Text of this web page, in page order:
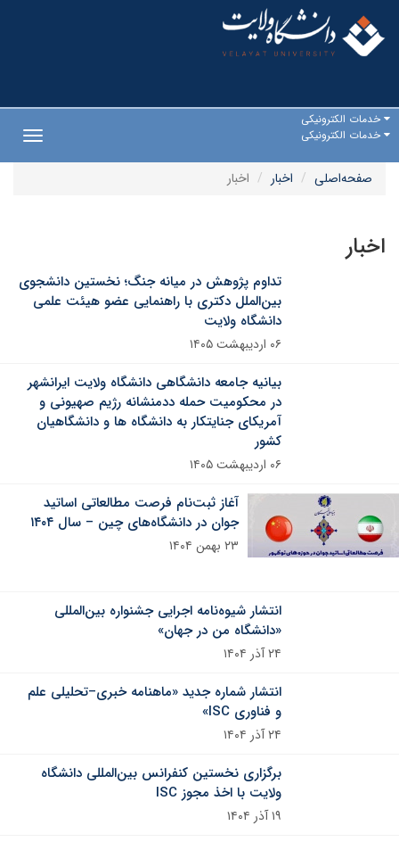
خدمات الکترونیکی
خدمات الکترونیکی
صفحه‌اصلی
اخبار اخبار
اخبار
تداوم پژوهش در میانه جنگ؛ نخستین دانشجوی
بین‌الملل دکتری با راهنمایی عضو هیئت علمی
دانشگاه ولایت
۰۶ اردیبهشت ۱۴۰۵
بیانیه جامعه دانشگاهی دانشگاه ولایت ایرانشهر
در محکومیت حمله ددمنشانه رژیم صهیونی و
آمریکای جنایتکار به دانشگاه ها و دانشگاهیان
کشور
۰۶ اردیبهشت ۱۴۰۵
آغاز ثبت‌نام فرصت مطالعاتی اساتید
جوان در دانشگاه‌های چین – سال ۱۴۰۴
۲۳ بهمن ۱۴۰۴
انتشار شیوه‌نامه اجرایی جشنواره بین‌المللی
«دانشگاه من در جهان»
۲۴ آذر ۱۴۰۴
انتشار شماره جدید «ماهنامه خبری–تحلیلی علم
و فناوری ISC»
۲۴ آذر ۱۴۰۴
برگزاری نخستین کنفرانس بین‌المللی دانشگاه
ولایت با اخذ مجوز ISC
۱۹ آذر ۱۴۰۴